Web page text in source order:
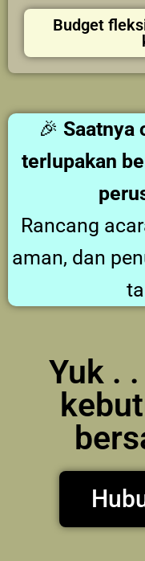
Budget
🎉 Saatnya
terlupakan
Rancang
aman, dan
Yuk .